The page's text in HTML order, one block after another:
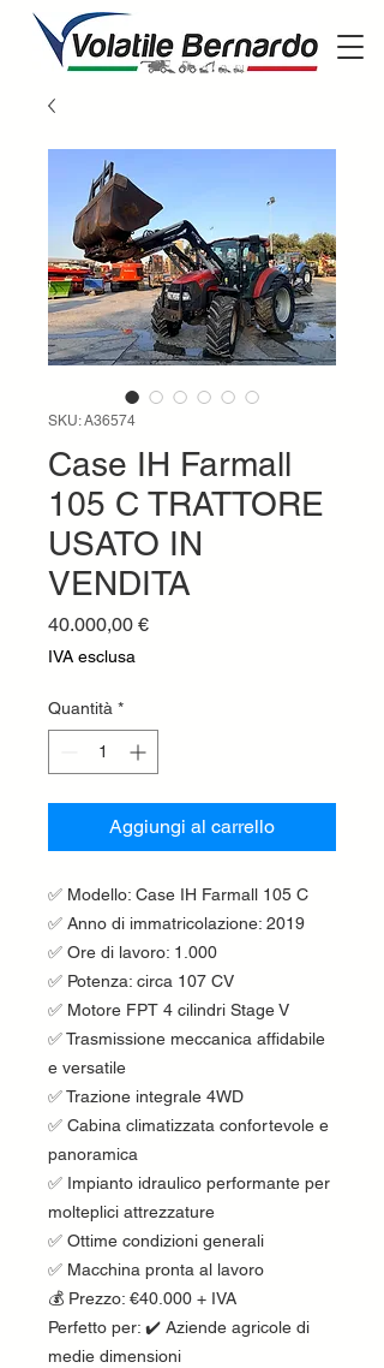
SKU: A36574
Case IH Farmall
105 C TRATTORE
USATO IN
VENDITA
40.000,00 €Prezzo
IVA esclusa
Quantità *
Aggiungi al carrello
✅ Modello: Case IH Farmall 105 C
✅ Anno di immatricolazione: 2019
✅ Ore di lavoro: 1.000
✅ Potenza: circa 107 CV
✅ Motore FPT 4 cilindri Stage V
✅ Trasmissione meccanica affidabile
e versatile
✅ Trazione integrale 4WD
✅ Cabina climatizzata confortevole e
panoramica
✅ Impianto idraulico performante per
molteplici attrezzature
✅ Ottime condizioni generali
✅ Macchina pronta al lavoro
💰 Prezzo: €40.000 + IVA
Perfetto per: ✔️ Aziende agricole di
medie dimensioni